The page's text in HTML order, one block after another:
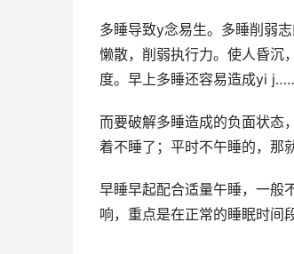
多睡导致y念易生。多睡削弱
懒散，削弱执行力。使人昏沉
度。早上多睡还容易造成yi
而要破解多睡造成的负面状态
着不睡了；平时不午睡的，那
早睡早起配合适量午睡，一般
响，重点是在正常的睡眠时间